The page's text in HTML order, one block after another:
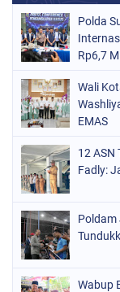
Polda
Rp6,7
Wali
EMAS
12 ASN
Fadly:
Poldam
Wabup